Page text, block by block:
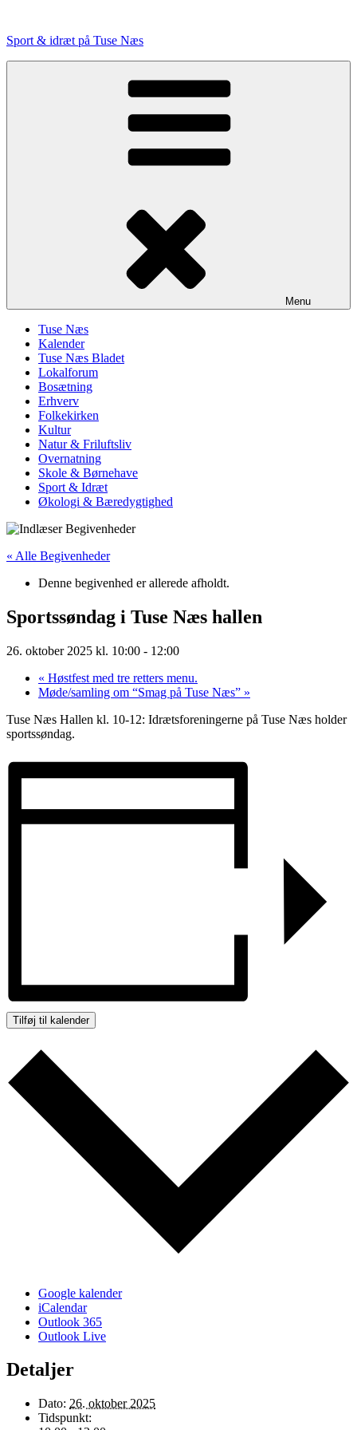
indhold
Sport & idræt på Tuse Næs
Menu
Tuse Næs
Kalender
Tuse Næs Bladet
Lokalforum
Bosætning
Erhverv
Folkekirken
Kultur
Natur & Friluftsliv
Overnatning
Skole & Børnehave
Sport & Idræt
Økologi & Bæredygtighed
« Alle Begivenheder
Denne begivenhed er allerede afholdt.
Sportssøndag i Tuse Næs hallen
26. oktober 2025 kl. 10:00 - 12:00
« Høstfest med tre retters menu.
Møde/samling om “Smag på Tuse Næs” »
Tuse Næs Hallen kl. 10-12: Idrætsforeningerne på Tuse Næs holder
sportssøndag.
Tilføj til kalender
Google kalender
iCalendar
Outlook 365
Outlook Live
Detaljer
Dato: 26. oktober 2025
Tidspunkt: